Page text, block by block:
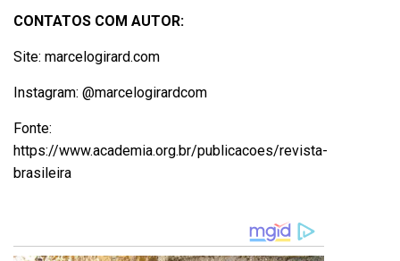
CONTATOS COM AUTOR:
Site: marcelogirard.com
Instagram: @marcelogirardcom
Fonte:
https://www.academia.org.br/publicacoes/revista-
brasileira